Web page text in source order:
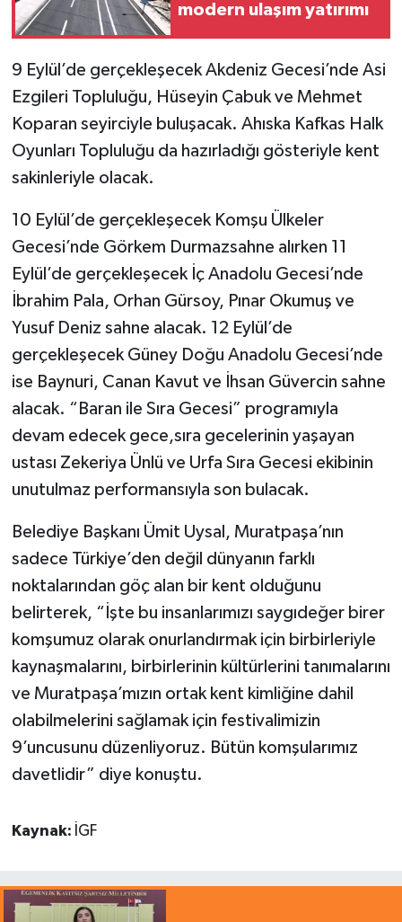
modern ulaşım yatırımı
9 Eylül’de gerçekleşecek Akdeniz Gecesi’nde Asi
Ezgileri Topluluğu, Hüseyin Çabuk ve Mehmet
Koparan seyirciyle buluşacak. Ahıska Kafkas Halk
Oyunları Topluluğu da hazırladığı gösteriyle kent
sakinleriyle olacak.
10 Eylül’de gerçekleşecek Komşu Ülkeler
Gecesi’nde Görkem Durmazsahne alırken 11
Eylül’de gerçekleşecek İç Anadolu Gecesi’nde
İbrahim Pala, Orhan Gürsoy, Pınar Okumuş ve
Yusuf Deniz sahne alacak. 12 Eylül’de
gerçekleşecek Güney Doğu Anadolu Gecesi’nde
ise Baynuri, Canan Kavut ve İhsan Güvercin sahne
alacak. “Baran ile Sıra Gecesi” programıyla
devam edecek gece,sıra gecelerinin yaşayan
ustası Zekeriya Ünlü ve Urfa Sıra Gecesi ekibinin
unutulmaz performansıyla son bulacak.
Belediye Başkanı Ümit Uysal, Muratpaşa’nın
sadece Türkiye’den değil dünyanın farklı
noktalarından göç alan bir kent olduğunu
belirterek, “İşte bu insanlarımızı saygıdeğer birer
komşumuz olarak onurlandırmak için birbirleriyle
kaynaşmalarını, birbirlerinin kültürlerini tanımalarını
ve Muratpaşa’mızın ortak kent kimliğine dahil
olabilmelerini sağlamak için festivalimizin
9’uncusunu düzenliyoruz. Bütün komşularımız
davetlidir” diye konuştu.
Kaynak: İGF